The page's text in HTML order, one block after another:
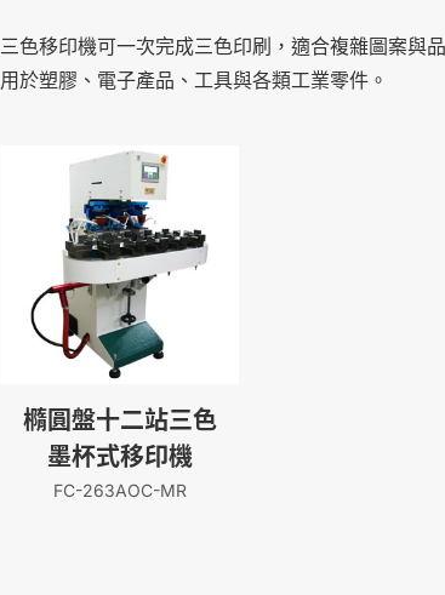
三色移印機可一次完成三色印刷，適合複雜圖案與
用於塑膠、電子產品、工具與各類工業零件。
橢圓盤十二站三色
墨杯式移印機
FC-263AOC-MR